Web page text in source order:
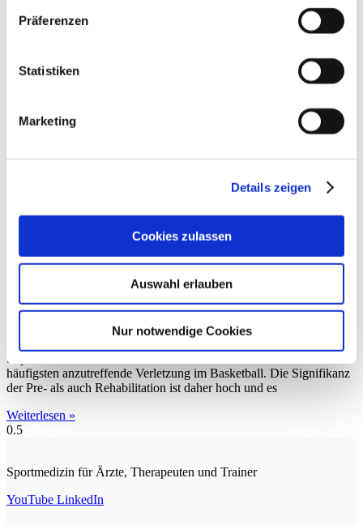
Präferenzen
Statistiken
Marketing
Details zeigen
Cookies zulassen
Auswahl erlauben
Nur notwendige Cookies
With an incidence rate of around 20%, supination trauma is the most
common injury in basketball. Pre- and rehabilitation are therefore
Weiterlesen »
Supinationstrauma
Supinationstraumata sind mit rund 20 % Inzidenzrate die am
häufigsten anzutreffende Verletzung im Basketball. Die Signifikanz
der Pre- als auch Rehabilitation ist daher hoch und es
Weiterlesen »
Sportmedizin für Ärzte, Therapeuten und Trainer
YouTube LinkedIn